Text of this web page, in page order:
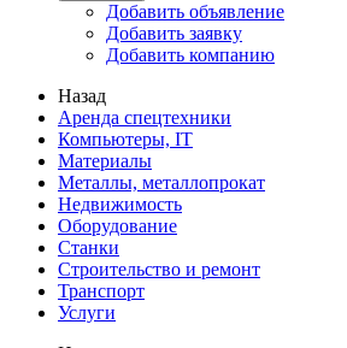
Добавить объявление
Добавить заявку
Добавить компанию
Назад
Аренда спецтехники
Компьютеры, IT
Материалы
Металлы, металлопрокат
Недвижимость
Оборудование
Станки
Строительство и ремонт
Транспорт
Услуги